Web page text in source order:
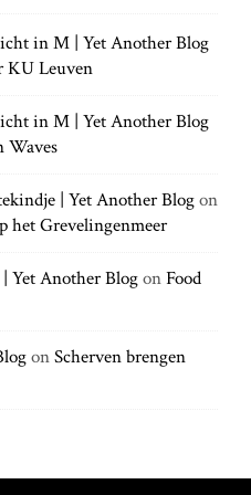
h
in M | Yet Another Blog
KU Leuven
in M | Yet Another Blog
Waves
| Yet Another Blogon
het Grevelingenmeer
Yet Another BlogonFood
onScherven brengen